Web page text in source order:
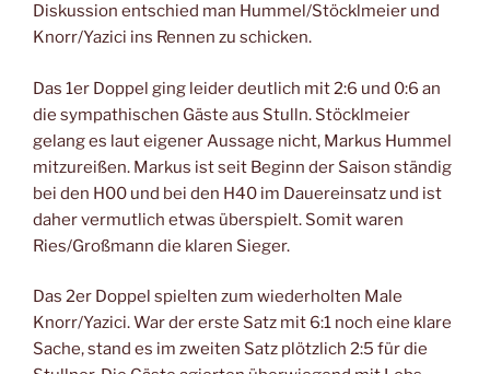
Diskussion entschied man Hummel/Stöcklmeier und
Knorr/Yazici ins Rennen zu schicken.
Das 1er Doppel ging leider deutlich mit 2:6 und 0:6 an
die sympathischen Gäste aus Stulln. Stöcklmeier
gelang es laut eigener Aussage nicht, Markus Hummel
mitzureißen. Markus ist seit Beginn der Saison ständig
bei den H00 und bei den H40 im Dauereinsatz und ist
daher vermutlich etwas überspielt. Somit waren
Ries/Großmann die klaren Sieger.
Das 2er Doppel spielten zum wiederholten Male
Knorr/Yazici. War der erste Satz mit 6:1 noch eine klare
Sache, stand es im zweiten Satz plötzlich 2:5 für die